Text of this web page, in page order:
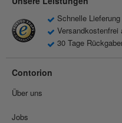
Schnelle Lieferung
Versandkostenfrei
30 Tage
Contorion
Über uns
Jobs